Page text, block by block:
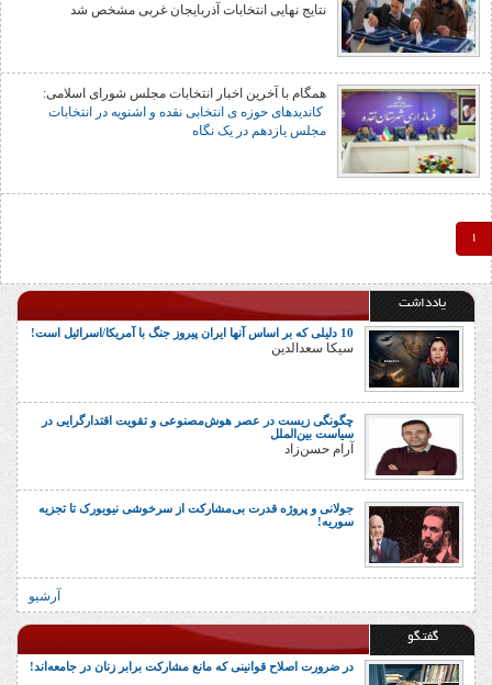
نتایج نهایی انتخابات آذربایجان غربی مشخص شد
همگام با آخرین اخبار انتخابات مجلس شورای اسلامی:
کاندیدهای حوزه ی انتخابی نقده و اشنویه در انتخابات
مجلس یازدهم در یک نگاه
1
یادداشت
10 دلیلی که بر اساس آنها ایران پیروز جنگ با آمریکا/اسرائیل است!
سیکا سعدالدین
چگونگی زیست در عصر هوش‌مصنوعی و تقویت اقتدارگرایی در
سیاست بین‌الملل
آرام حسن‌زاد
جولانی و پروژه قدرت بی‌مشارکت از سرخوشی نیویورک تا تجزیه
سوریه!
آرشیو
گفتگو
در ضرورت اصلاح قوانینی که مانع مشارکت برابر زنان در جامعه‌اند!